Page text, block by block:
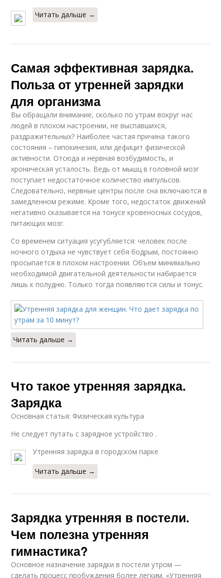
Читать дальше →
Самая эффективная зарядка.
Польза от утренней зарядки
для организма
Вы обращали внимание, сколько по утрам вокруг нас
людей в плохом настроении, не выспавшихся,
раздражительных? Наиболее частая причина такого
состояния – гипокинезия, или дефицит физической
активности. Отсюда и нервная возбудимость, и
хроническая усталость. Ведь от мышц в головной мозг
поступает недостаточное количество импульсов.
Следовательно, нервные центры после сна включаются в
замедленном режиме. Кроме того, недостаток движений
негативно сказывается на тонусе кровеносных сосудов,
питающих мозг.
Со временем ситуация усугубляется: человек после
ночного отдыха не чувствует себя бодрым, постоянно
просыпается в плохом настроении. Объем минимально
необходимой двигательной деятельности набирается
лишь к полудню. Только тогда появляются силы и тонус.
Читать дальше →
Что такое утренняя зарядка.
Зарядка
Основная статья: Физическая культура
Не следует путать с зарядное устройство .
Утренняя зарядка в городском парке
Читать дальше →
Зарядка утренняя в постели.
Чем полезна утренняя
гимнастика?
Основное назначение зарядки в постели утром —
сделать процесс пробуждения более легким. «Утренняя